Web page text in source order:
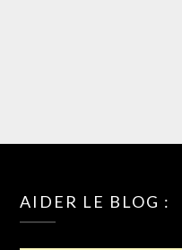
AIDER LE BLOG :